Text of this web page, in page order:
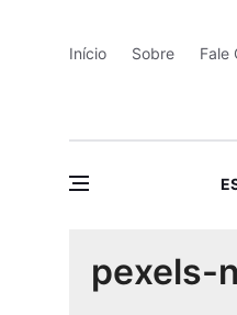
Início Sobre Fale
pexels-